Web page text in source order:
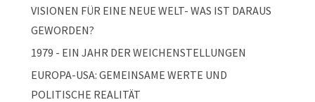
VISIONEN FÜR EINE NEUE WELT- WAS IST DARAUS
GEWORDEN?
1979 - EIN JAHR DER WEICHENSTELLUNGEN
EUROPA-USA: GEMEINSAME WERTE UND
POLITISCHE REALITÄT